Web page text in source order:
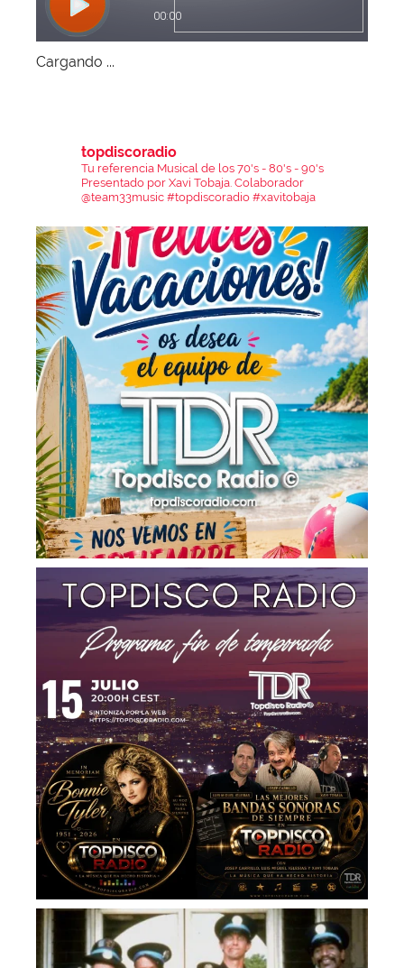
Cargando ...
topdiscoradio
Tu referencia Musical de los 70's - 80's - 90's
Presentado por Xavi Tobaja. Colaborador
@team33music #topdiscoradio #xavitobaja